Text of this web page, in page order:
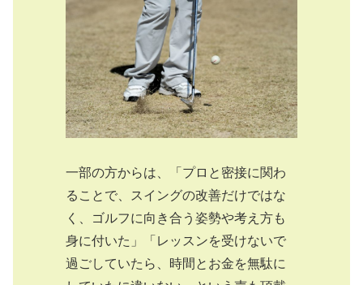
一部の方からは、「プロと密接に関わ
ることで、スイングの改善だけではな
く、ゴルフに向き合う姿勢や考え方も
身に付いた」「レッスンを受けないで
過ごしていたら、時間とお金を無駄に